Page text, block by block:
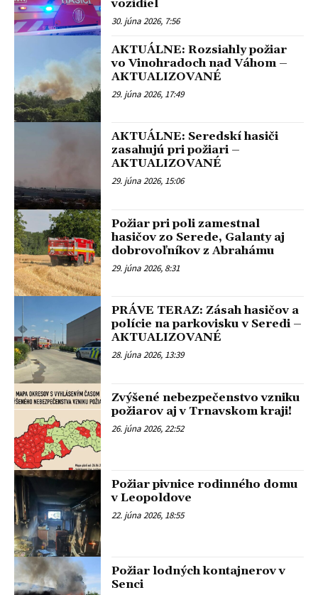
vozidiel
30. júna 2026, 7:56
AKTUÁLNE: Rozsiahly požiar
vo Vinohradoch nad Váhom –
AKTUALIZOVANÉ
29. júna 2026, 17:49
AKTUÁLNE: Seredskí hasiči
zasahujú pri požiari –
AKTUALIZOVANÉ
29. júna 2026, 15:06
Požiar pri poli zamestnal
hasičov zo Serede, Galanty aj
dobrovoľníkov z Abrahámu
29. júna 2026, 8:31
PRÁVE TERAZ: Zásah hasičov a
polície na parkovisku v Seredi –
AKTUALIZOVANÉ
28. júna 2026, 13:39
Zvýšené nebezpečenstvo vzniku
požiarov aj v Trnavskom kraji!
26. júna 2026, 22:52
Požiar pivnice rodinného domu
v Leopoldove
22. júna 2026, 18:55
Požiar lodných kontajnerov v
Senci